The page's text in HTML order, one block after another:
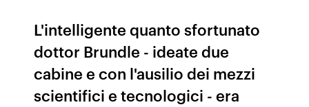
L'intelligente quanto sfortunato
dottor Brundle - ideate due
cabine e con l'ausilio dei mezzi
scientifici e tecnologici - era